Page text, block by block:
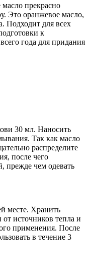
прекрасно
Это оранжевое масло,
Подходит для всех
к
года для придания
30 мл. Наносить
Так как масло
распределите
после чего
прежде чем одевать
месте. Хранить
источников тепла и
применения. После
в течение 3